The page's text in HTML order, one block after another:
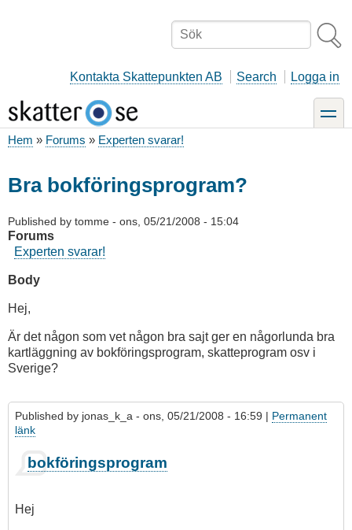
Sök
Kontakta Skattepunkten AB Search Logga in
toggle
Hem Forums Experten svarar!
Bra bokföringsprogram?
Published by tomme - ons, 05/21/2008 - 15:04
Forums
Experten svarar!
Body
Hej,
Är det någon som vet någon bra sajt ger en någorlunda bra
kartläggning av bokföringsprogram, skatteprogram osv i
Sverige?
Published by jonas_k_a - ons, 05/21/2008 - 16:59 | Permanent
länk
bokföringsprogram
Hej